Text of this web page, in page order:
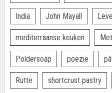
India John Mayall
mediterraanse keuken
Poldersoap poëzie
Rutte shortcrust pastry